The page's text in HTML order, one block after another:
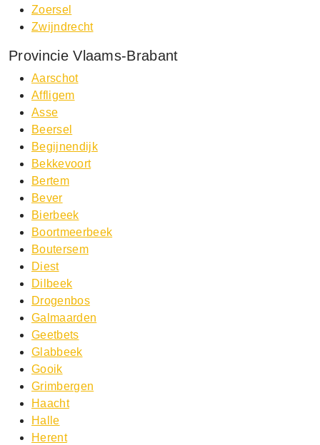
Zoersel
Zwijndrecht
Provincie Vlaams-Brabant
Aarschot
Affligem
Asse
Beersel
Begijnendijk
Bekkevoort
Bertem
Bever
Bierbeek
Boortmeerbeek
Boutersem
Diest
Dilbeek
Drogenbos
Galmaarden
Geetbets
Glabbeek
Gooik
Grimbergen
Haacht
Halle
Herent